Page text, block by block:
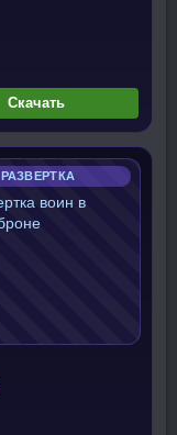
Скачать
РАЗВЕРТКА